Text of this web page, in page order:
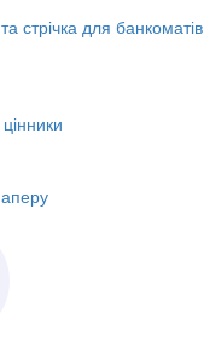
стрічка для банкоматів